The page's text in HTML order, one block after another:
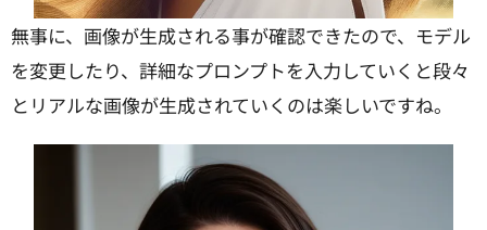
無事に、画像が生成される事が確認できたので、モデル
を変更したり、詳細なプロンプトを入力していくと段々
とリアルな画像が生成されていくのは楽しいですね。